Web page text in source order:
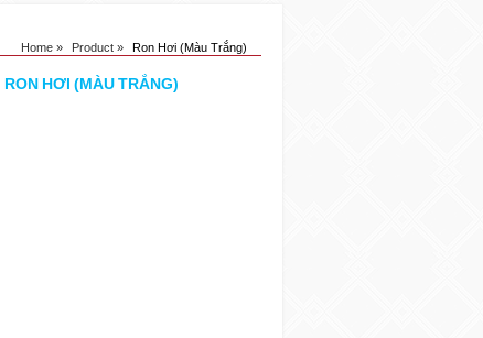
Home » Product » Ron Hơi (Màu Trắng)
RON HƠI (MÀU TRẮNG)